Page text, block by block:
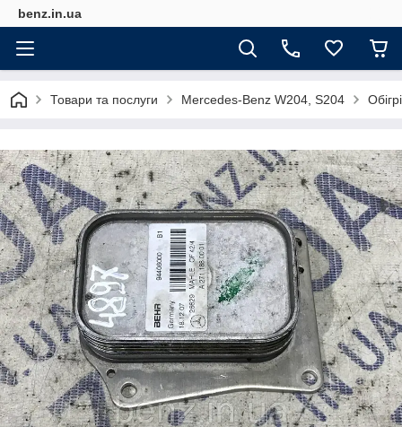
benz.in.ua
Товари та послуги Mercedes-Benz W204, S204